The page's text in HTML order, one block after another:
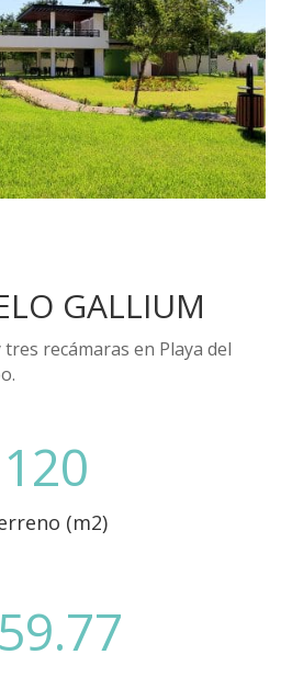
GALLIUM
recámaras en Playa del
120
(m2)